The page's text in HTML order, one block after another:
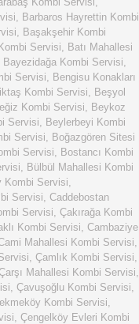
, Barbaros Hayrettin Kombi
, Başakşehir Kombi
Servisi, Batı Mahallesi
Bayezidağa Kombi Servisi,
Servisi, Bengisu Konakları
Kombi Servisi, Beşyol
Kombi Servisi, Beykoz
Servisi, Beylerbeyi Kombi
Servisi, Boğazgören Sitesi
Servisi, Bostancı Kombi
, Bülbül Mahallesi Kombi
Kombi Servisi,
Servisi, Caddebostan
Servisi, Çakırağa Kombi
Kombi Servisi, Cambaziye
Mahallesi Kombi Servisi,
, Çamlık Kombi Servisi,
Mahallesi Kombi Servisi,
, Çavuşoğlu Kombi Servisi,
Kombi Servisi,
, Çengelköy Evleri Kombi